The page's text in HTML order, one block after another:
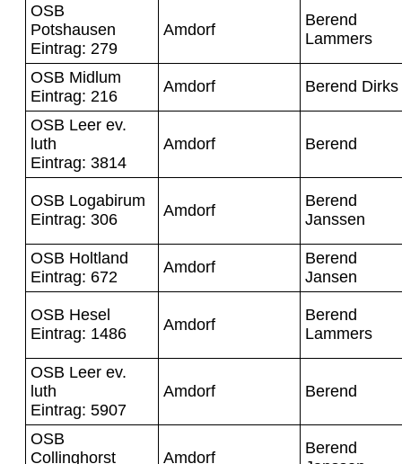
OSB
Potshausen
Eintrag: 279
Amdorf
Berend
Lammers
OSB Midlum
Eintrag: 216
Amdorf Berend Dirks
OSB Leer ev.
luth
Eintrag: 3814
Amdorf Berend
OSB Logabirum
Eintrag: 306
Amdorf
Berend
Janssen
OSB Holtland
Eintrag: 672
Amdorf
Berend
Jansen
OSB Hesel
Eintrag: 1486
Amdorf
Berend
Lammers
OSB Leer ev.
luth
Eintrag: 5907
Amdorf Berend
OSB
Collinghorst
Amdorf
Berend